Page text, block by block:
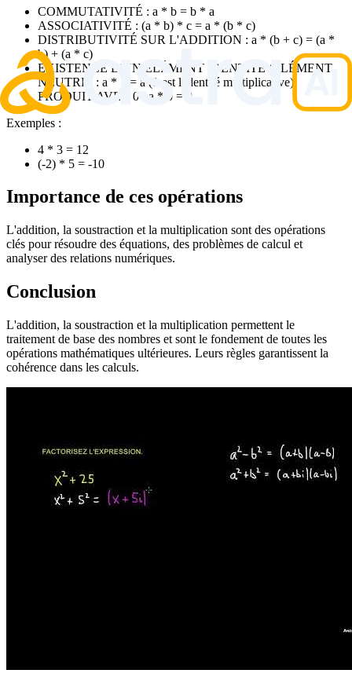
COMMUTATIVITÉ : a * b = b * a
ASSOCIATIVITÉ : (a * b) * c = a * (b * c)
DISTRIBUTIVITÉ SUR L'ADDITION : a * (b + c) = (a *
b) + (a * c)
EXISTENCE D'UN ÉLÉMENT IDENTITÉ (ÉLÉMENT
NEUTRE) : a * 1 = a (1 est l'identité multiplicative)
PRODUIT AVEC 0 : a * 0 = 0
Exemples :
4 * 3 = 12
(-2) * 5 = -10
Importance de ces opérations
L'addition, la soustraction et la multiplication sont des opérations
clés pour résoudre des équations, des problèmes de calcul et
analyser des relations numériques.
Conclusion
L'addition, la soustraction et la multiplication permettent le
traitement de base des nombres et sont le fondement de toutes les
opérations mathématiques ultérieures. Leurs règles garantissent la
cohérence dans les calculs.